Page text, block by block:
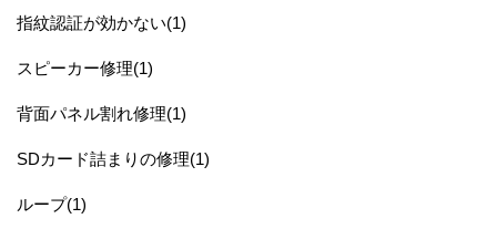
指紋認証が効かない(1)
スピーカー修理(1)
背面パネル割れ修理(1)
SDカード詰まりの修理(1)
ループ(1)